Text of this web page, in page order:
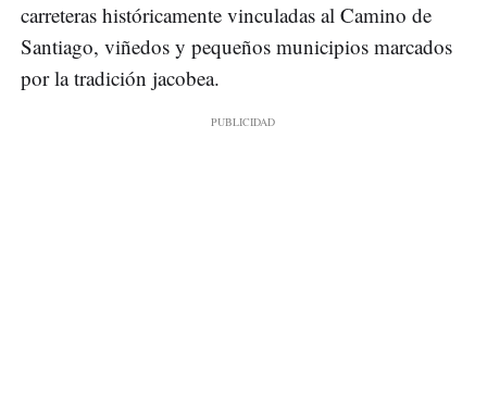
carreteras históricamente vinculadas al Camino de
Santiago, viñedos y pequeños municipios marcados
por la tradición jacobea.